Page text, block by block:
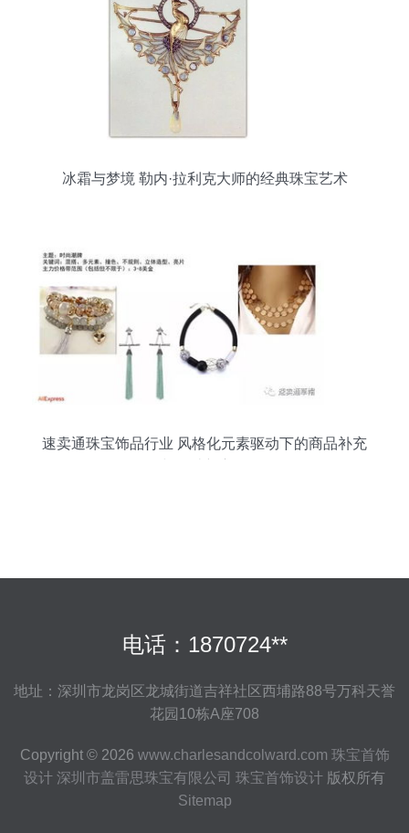
冰霜与梦境 勒内·拉利克大师的经典珠宝艺术
速卖通珠宝饰品行业 风格化元素驱动下的商品补充
电话：1870724**
地址：深圳市龙岗区龙城街道吉祥社区西埔路88号万科天誉
花园10栋A座708
Copyright © 2026 www.charlesandcolward.com 珠宝首饰
设计 深圳市盖雷思珠宝有限公司 珠宝首饰设计 版权所有
Sitemap